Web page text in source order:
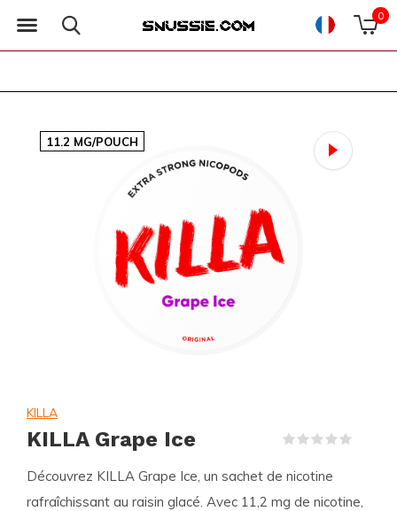
0
11.2 MG/POUCH
KILLA
KILLA Grape Ice
Découvrez KILLA Grape Ice, un sachet de nicotine
rafraîchissant au raisin glacé. Avec 11,2 mg de nicotine,